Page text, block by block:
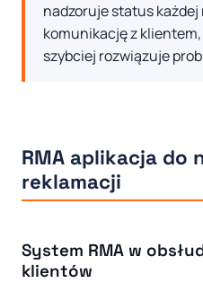
nadzoruje status
komunikację z
szybciej rozwiązuje
RMA aplikacja do
reklamacji
System RMA w
klientów